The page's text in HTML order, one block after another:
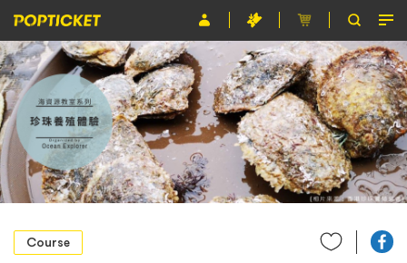
Event
Organiser
About POPTICKET
Terms and Conditions
繁
Course